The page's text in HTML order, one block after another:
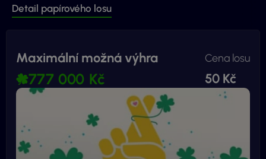
Detail papírového losu
Maximální možná výhra
777 000 Kč
Cena losu
50 Kč